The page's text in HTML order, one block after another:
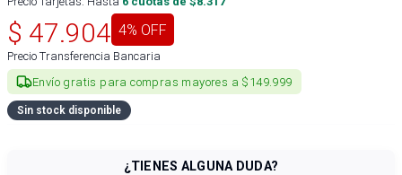
$ 47.904 4% OFF
Precio Transferencia Bancaria
Envío gratis para compras mayores a $149.999
Sin stock disponible
¿TIENES ALGUNA DUDA?